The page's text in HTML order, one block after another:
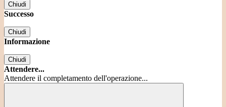
Chiudi
Successo
Chiudi
Informazione
Chiudi
Attendere...
Attendere il completamento dell'operazione...